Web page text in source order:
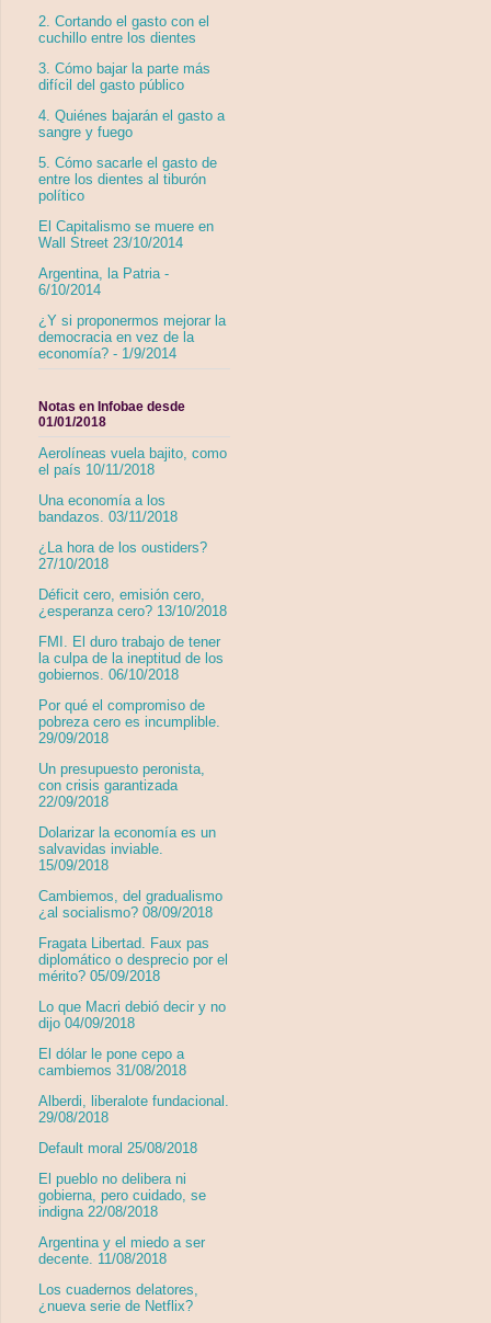
2. Cortando el gasto con el
cuchillo entre los dientes
3. Cómo bajar la parte más
difícil del gasto público
4. Quiénes bajarán el gasto a
sangre y fuego
5. Cómo sacarle el gasto de
entre los dientes al tiburón
político
El Capitalismo se muere en
Wall Street 23/10/2014
Argentina, la Patria -
6/10/2014
¿Y si proponermos mejorar la
democracia en vez de la
economía? - 1/9/2014
Notas en Infobae desde
01/01/2018
Aerolíneas vuela bajito, como
el país 10/11/2018
Una economía a los
bandazos. 03/11/2018
¿La hora de los oustiders?
27/10/2018
Déficit cero, emisión cero,
¿esperanza cero? 13/10/2018
FMI. El duro trabajo de tener
la culpa de la ineptitud de los
gobiernos. 06/10/2018
Por qué el compromiso de
pobreza cero es incumplible.
29/09/2018
Un presupuesto peronista,
con crisis garantizada
22/09/2018
Dolarizar la economía es un
salvavidas inviable.
15/09/2018
Cambiemos, del gradualismo
¿al socialismo? 08/09/2018
Fragata Libertad. Faux pas
diplomático o desprecio por el
mérito? 05/09/2018
Lo que Macri debió decir y no
dijo 04/09/2018
El dólar le pone cepo a
cambiemos 31/08/2018
Alberdi, liberalote fundacional.
29/08/2018
Default moral 25/08/2018
El pueblo no delibera ni
gobierna, pero cuidado, se
indigna 22/08/2018
Argentina y el miedo a ser
decente. 11/08/2018
Los cuadernos delatores,
¿nueva serie de Netflix?